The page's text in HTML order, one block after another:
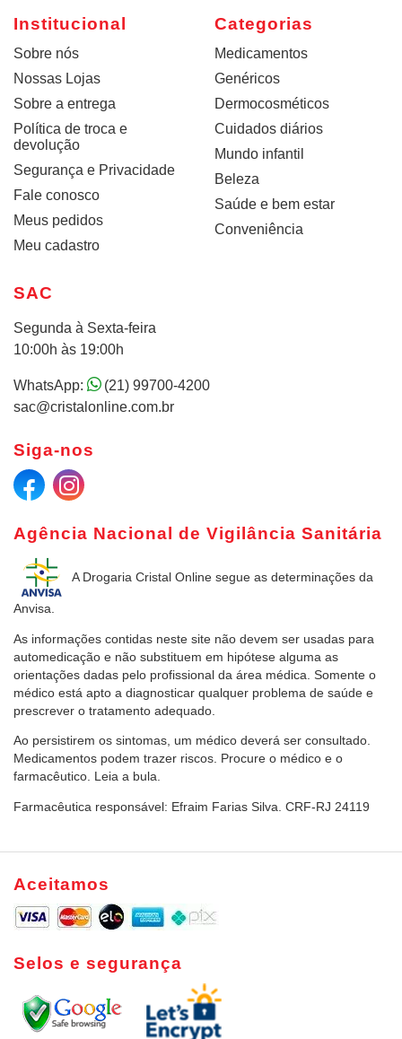
Institucional
Sobre nós
Nossas Lojas
Sobre a entrega
Política de troca e
devolução
Segurança e Privacidade
Fale conosco
Meus pedidos
Meu cadastro
Categorias
Medicamentos
Genéricos
Dermocosméticos
Cuidados diários
Mundo infantil
Beleza
Saúde e bem estar
Conveniência
Agência Nacional de Vigilância Sanitária
A Drogaria Cristal Online segue as determinações da
Anvisa.
As informações contidas neste site não devem ser usadas para
automedicação e não substituem em hipótese alguma as
orientações dadas pelo profissional da área médica. Somente o
médico está apto a diagnosticar qualquer problema de saúde e
prescrever o tratamento adequado.
Ao persistirem os sintomas, um médico deverá ser consultado.
Medicamentos podem trazer riscos. Procure o médico e o
farmacêutico. Leia a bula.
Farmacêutica responsável: Efraim Farias Silva. CRF-RJ 24119
SAC
Segunda à Sexta-feira
10:00h às 19:00h
WhatsApp:
(21) 99700-4200
sac@cristalonline.com.br
Siga-nos
Aceitamos
Selos e segurança